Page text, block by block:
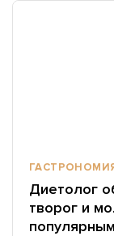
Диетолог
творог и